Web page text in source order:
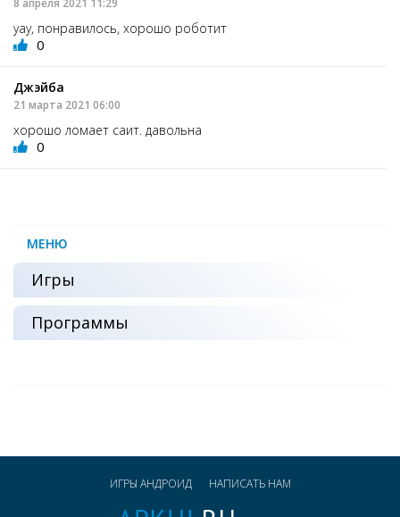
уау, понравилось, хорошо роботит
0
Джэйба
21 марта 2021 06:00
хорошо ломает саит. давольна
0
МЕНЮ
Игры
Программы
ИГРЫ АНДРОИД НАПИСАТЬ НАМ